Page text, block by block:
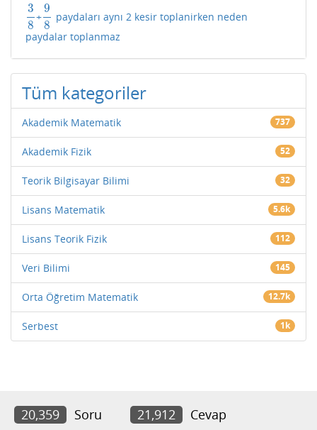
3
8
38+
9
8
98 paydaları aynı 2 kesir toplanirken neden
paydalar toplanmaz
Tüm kategoriler
Akademik Matematik 737
Akademik Fizik 52
Teorik Bilgisayar Bilimi 32
Lisans Matematik 5.6k
Lisans Teorik Fizik 112
Veri Bilimi 145
Orta Öğretim Matematik 12.7k
Serbest 1k
20,359 Soru 21,912 Cevap